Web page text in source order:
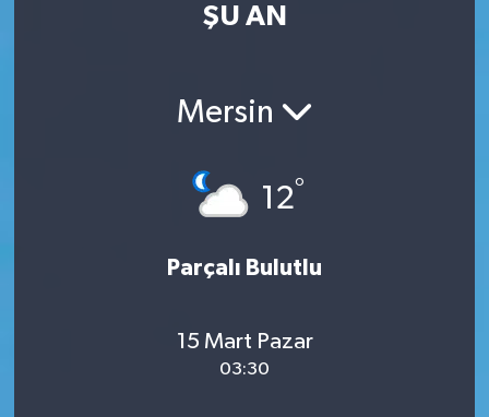
ŞU AN
Mersin
12°
Parçalı Bulutlu
15 Mart Pazar
03:30